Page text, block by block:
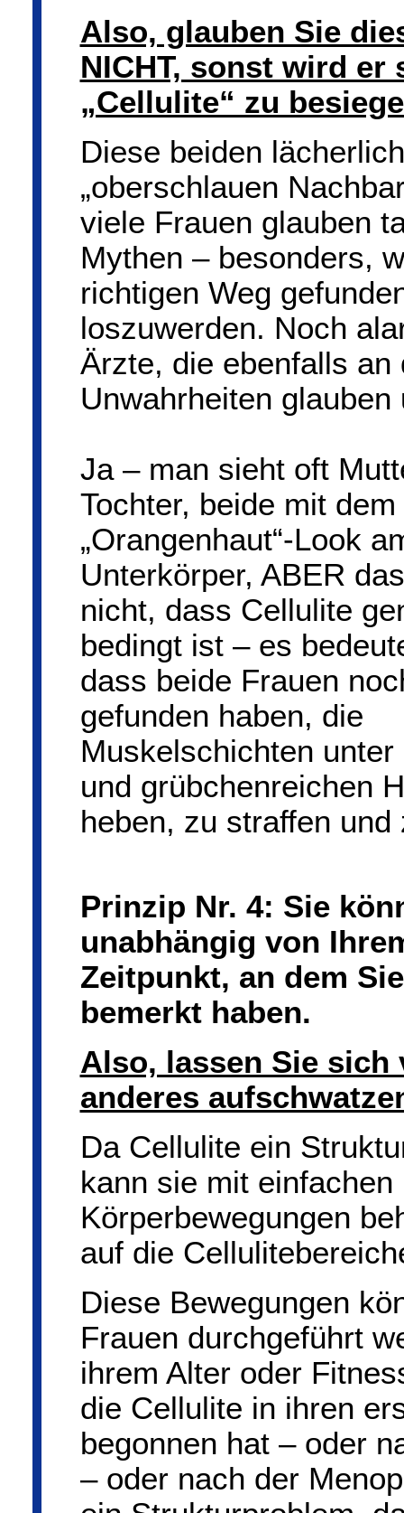
Also, glauben Sie
NICHT, sonst wird er
„Cellulite“ zu
Diese beiden
„oberschlauen
viele Frauen glauben
Mythen – besonders,
richtigen Weg
loszuwerden. Noch
Ärzte, die ebenfalls
Unwahrheiten
Ja – man sieht oft
Tochter, beide mit dem
„Orangenhaut“-Look
Unterkörper, ABER
nicht, dass Cellulite
bedingt ist – es
dass beide Frauen
gefunden haben, die
Muskelschichten
und grübchenreichen
heben, zu straffen und
Prinzip Nr. 4: Sie
unabhängig von
Zeitpunkt, an dem
bemerkt haben.
Also, lassen Sie sich
anderes
Da Cellulite ein
kann sie mit
Körperbewegungen
auf die
Diese Bewegungen
Frauen durchgeführt
ihrem Alter oder
die Cellulite in ihren
begonnen hat – oder
– oder nach der